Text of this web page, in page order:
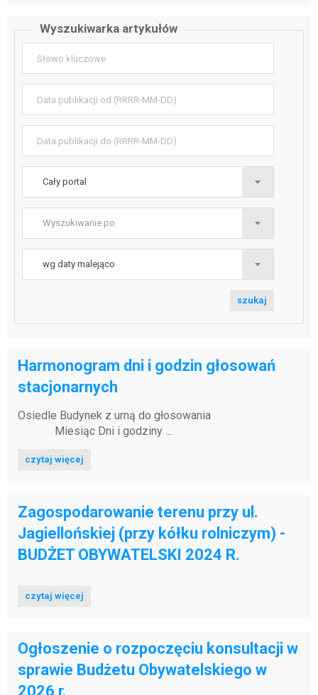
Wyszukiwarka artykułów
Cały portal
Wyszukiwanie po
wg daty malejąco
szukaj
Harmonogram dni i godzin głosowań
stacjonarnych
Osiedle Budynek z urną do głosowania
Miesiąc Dni i godziny ...
czytaj więcej
Zagospodarowanie terenu przy ul.
Jagiellońskiej (przy kółku rolniczym) -
BUDŻET OBYWATELSKI 2024 R.
czytaj więcej
Ogłoszenie o rozpoczęciu konsultacji w
sprawie Budżetu Obywatelskiego w
2026 r.